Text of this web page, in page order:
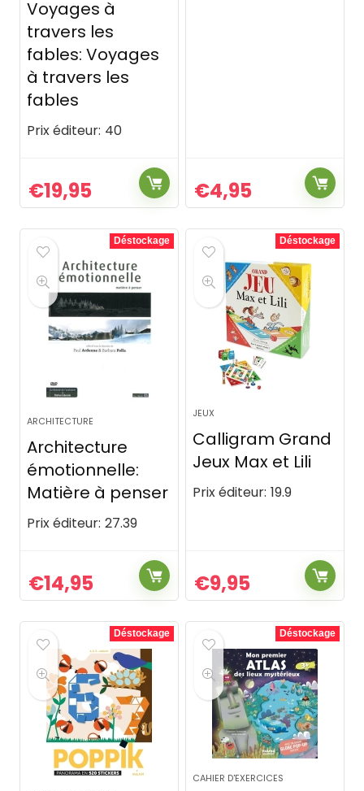
Voyages à
travers les
fables: Voyages
à travers les
fables
Prix éditeur: 40
€19,95 €4,95
Déstockage
ARCHITECTURE
Architecture
émotionnelle:
Matière à penser
Prix éditeur: 27.39
€14,95
Déstockage
JEUX
Calligram Grand
Jeux Max et Lili
Prix éditeur: 19.9
€9,95
Déstockage Déstockage
CAHIER D'EXERCICES